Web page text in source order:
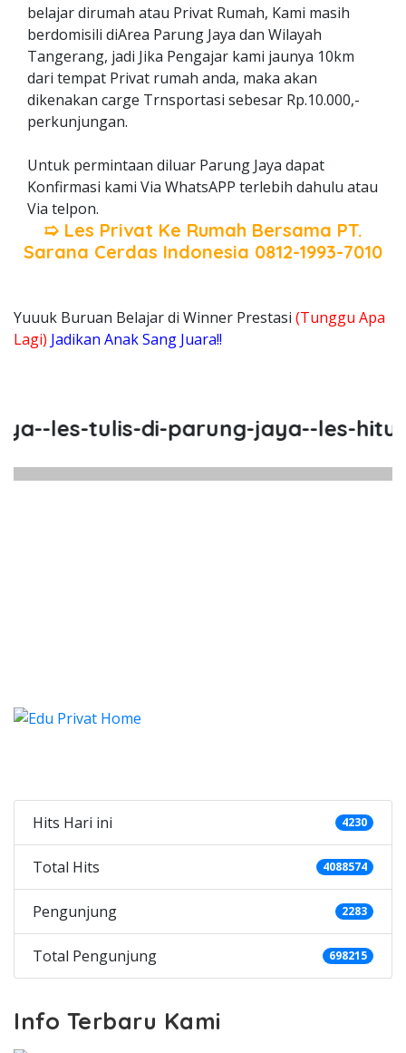
belajar dirumah atau Privat Rumah, Kami masih
berdomisili diArea Parung Jaya dan Wilayah
Tangerang, jadi Jika Pengajar kami jaunya 10km
dari tempat Privat rumah anda, maka akan
dikenakan carge Trnsportasi sebesar Rp.10.000,-
perkunjungan.
Untuk permintaan diluar Parung Jaya dapat
Konfirmasi kami Via WhatsAPP terlebih dahulu atau
Via telpon.
➯ Les Privat Ke Rumah Bersama PT.
Sarana Cerdas Indonesia 0812-1993-7010
Yuuuk Buruan Belajar di Winner Prestasi (Tunggu Apa
Lagi) Jadikan Anak Sang Juara!!
tulis-di-parung-jaya--les-
Hits Hari ini 4230
Total Hits 4088574
Pengunjung 2283
Total Pengunjung 698215
Info Terbaru Kami